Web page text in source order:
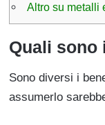
Altro su metalli
Quali sono
Sono diversi i
assumerlo